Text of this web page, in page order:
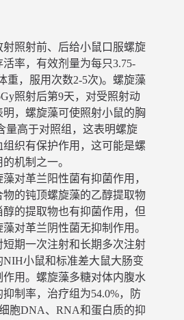
射照射前、后给小鼠口服螺旋
率，有效剂量为每只3.75-
重，服用次数2-5次)。螺旋藻
照射后第9天，对受照射动
，螺旋藻可使照射小鼠的胸
量高于对照组，这表明螺旋
织有保护作用，这可能是螺
机制之一。
对革兰阳性菌有抑菌作用，
的钝顶螺旋藻的乙醇提取物
的提取物也有抑菌作用，但
对革兰阴性菌无抑制作用。
短期一次注射和长期多次注射
NIH小鼠和标准差大鼠大肠变
用。螺旋藻多糖对体内腹水
制率，治疗组为54.0%，防
胞DNA、RNA和蛋白质的抑